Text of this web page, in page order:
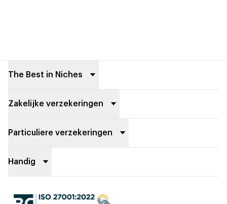
The Best in Niches
Zakelijke verzekeringen
Particuliere verzekeringen
Handig